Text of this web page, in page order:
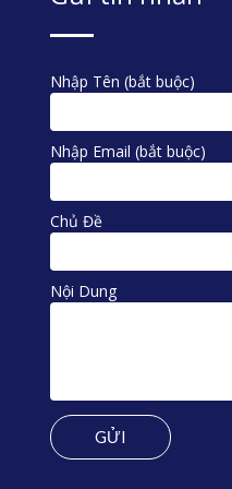
Nhập Tên (bắt buộc)
Nhập Email (bắt buộc)
Chủ Đề
Nội Dung